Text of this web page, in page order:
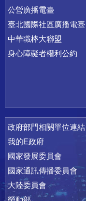
公營廣播電臺
臺北國際社區廣播電臺
中華職棒大聯盟
身心障礙者權利公約
政府部門相關單位連結
我的E政府
國家發展委員會
國家通訊傳播委員會
大陸委員會